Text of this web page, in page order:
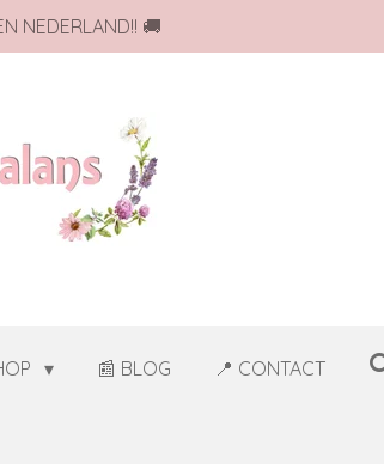
NEDERLAND!! 🚚
📰 BLOG 📍 CONTACT